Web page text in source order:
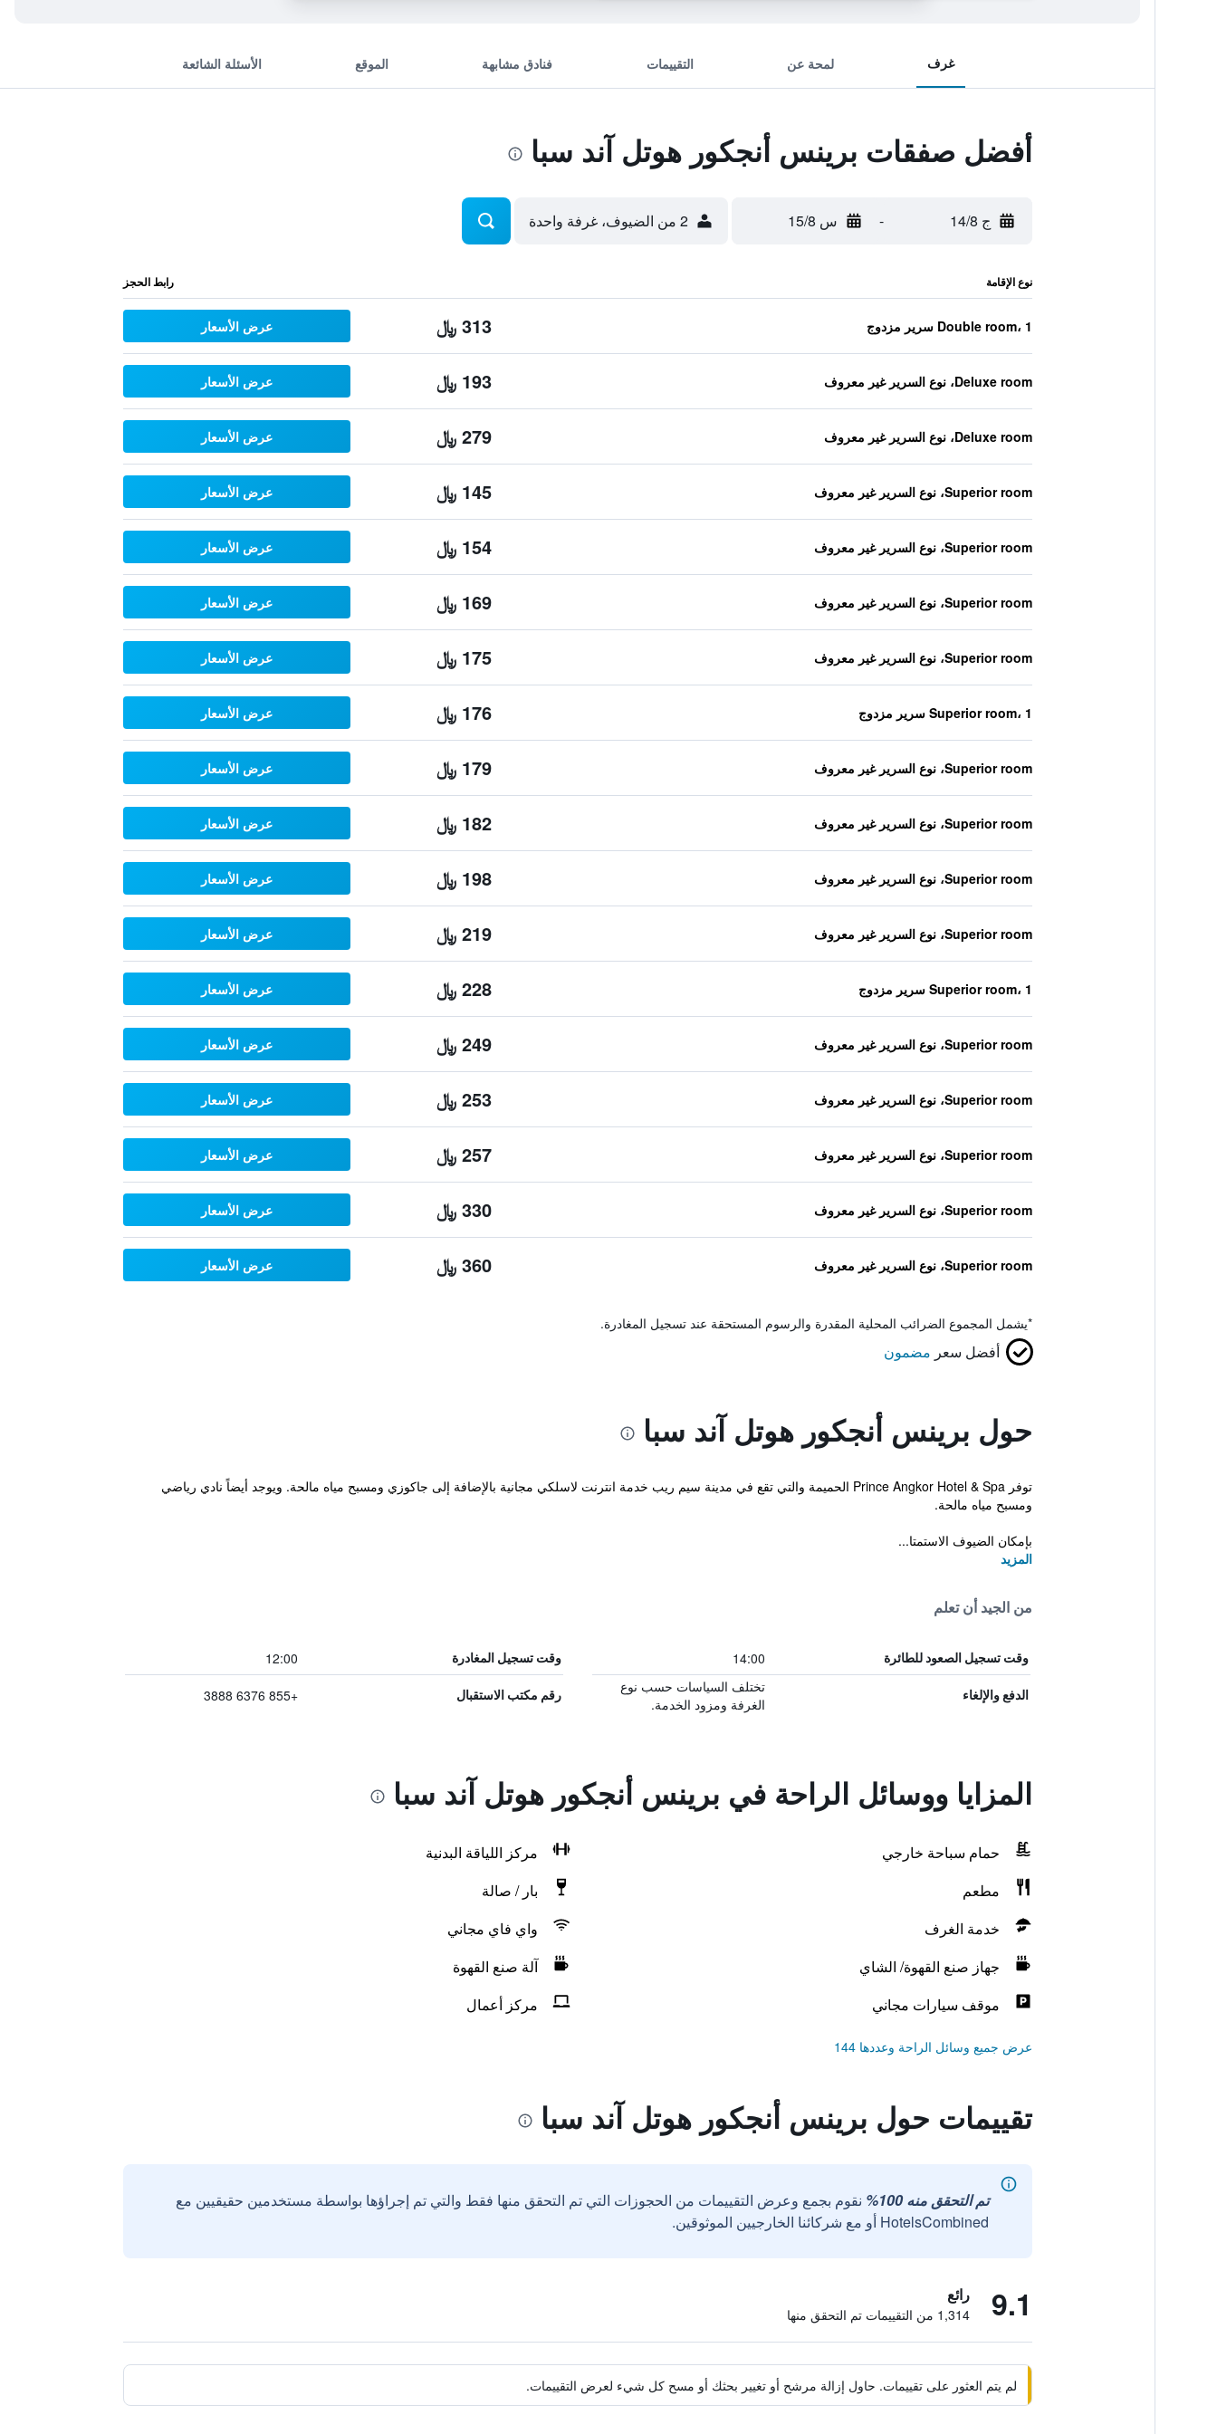
غرف لمحة عن التقييمات فنادق مشابهة الموقع الأسئلة الشائعة
أفضل صفقات برينس أنجكور هوتل آند سبا
ج 14/8 - س 15/8 2 من الضيوف، غرفة واحدة
نوع الإقامة رابط الحجز
Double room، 1 سرير مزدوج 313 ﷼ عرض الأسعار
Deluxe room، نوع السرير غير معروف 193 ﷼ عرض الأسعار
Deluxe room، نوع السرير غير معروف 279 ﷼ عرض الأسعار
Superior room، نوع السرير غير معروف 145 ﷼ عرض الأسعار
Superior room، نوع السرير غير معروف 154 ﷼ عرض الأسعار
Superior room، نوع السرير غير معروف 169 ﷼ عرض الأسعار
Superior room، نوع السرير غير معروف 175 ﷼ عرض الأسعار
Superior room، 1 سرير مزدوج 176 ﷼ عرض الأسعار
Superior room، نوع السرير غير معروف 179 ﷼ عرض الأسعار
Superior room، نوع السرير غير معروف 182 ﷼ عرض الأسعار
Superior room، نوع السرير غير معروف 198 ﷼ عرض الأسعار
Superior room، نوع السرير غير معروف 219 ﷼ عرض الأسعار
Superior room، 1 سرير مزدوج 228 ﷼ عرض الأسعار
Superior room، نوع السرير غير معروف 249 ﷼ عرض الأسعار
Superior room، نوع السرير غير معروف 253 ﷼ عرض الأسعار
Superior room، نوع السرير غير معروف 257 ﷼ عرض الأسعار
Superior room، نوع السرير غير معروف 330 ﷼ عرض الأسعار
Superior room، نوع السرير غير معروف 360 ﷼ عرض الأسعار
*يشمل المجموع الضرائب المحلية المقدرة والرسوم المستحقة عند تسجيل المغادرة.
أفضل سعر مضمون
حول برينس أنجكور هوتل آند سبا
توفر Prince Angkor Hotel & Spa الحميمة والتي تقع في مدينة سيم ريب خدمة انترنت لاسلكي مجانية بالإضافة إلى جاكوزي ومسبح مياه مالحة. ويوجد أيضاً نادي رياضي
ومسبح مياه مالحة.
بإمكان الضيوف الاستمتا...
المزيد
من الجيد أن تعلم
وقت تسجيل الصعود للطائرة 14:00 وقت تسجيل المغادرة 12:00
الدفع والإلغاء
تختلف السياسات حسب نوع
الغرفة ومزود الخدمة.
رقم مكتب الاستقبال +855 6376 3888
المزايا ووسائل الراحة في برينس أنجكور هوتل آند سبا
حمام سباحة خارجي
مركز اللياقة البدنية
مطعم
بار / صالة
خدمة الغرف
واي فاي مجاني
جهاز صنع القهوة/ الشاي
آلة صنع القهوة
موقف سيارات مجاني
مركز أعمال
عرض جميع وسائل الراحة وعددها 144
تقييمات حول برينس أنجكور هوتل آند سبا
تم التحقق منه 100%
نقوم بجمع وعرض التقييمات من الحجوزات التي تم التحقق منها فقط والتي تم إجراؤها بواسطة مستخدمين حقيقيين مع
HotelsCombined أو مع شركائنا الخارجيين الموثوقين.
9.1 رائع
1,314 من التقييمات تم التحقق منها
لم يتم العثور على تقييمات. حاول إزالة مرشح أو تغيير بحثك أو مسح كل شيء لعرض التقييمات.